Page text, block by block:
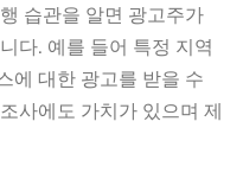
습관을 알면 광고주가
다. 예를 들어 특정 지역
에 대한 광고를 받을 수
사에도 가치가 있으며 제